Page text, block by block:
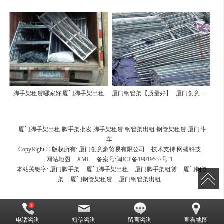
脚手架租赁哪家好|厦门脚手架出租 厦门钢管架【质量好】--厦门创意豪贸易有限公司
厦门脚手架出租 脚手架批发 脚手架租赁 钢管架出租 钢管架租赁 厦门斗
车
CopyRight © 版权所有: 厦门创意豪贸易有限公司 技术支持:网盛科技
网站地图
XML 备案号:闽ICP备19019537号-1
本站关键字: 厦门脚手架 厦门脚手架出租 厦门脚手架租赁
厦门钢管
架
厦门钢管架租赁 厦门钢管架出租
电话咨询 短信咨询 留言咨询 查看地图